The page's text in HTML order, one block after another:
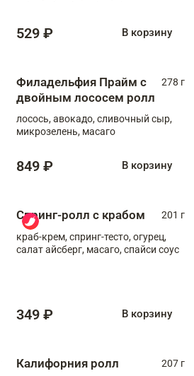
529 ₽ В корзину
Филадельфия Прайм с
двойным лососем ролл
278 г
лосось, авокадо, сливочный сыр,
микрозелень, масаго
849 ₽ В корзину
Спринг-ролл с крабом
201 г
краб-крем, спринг-тесто, огурец,
салат айсберг, масаго, спайси соус
349 ₽ В корзину
Калифорния ролл 207 г